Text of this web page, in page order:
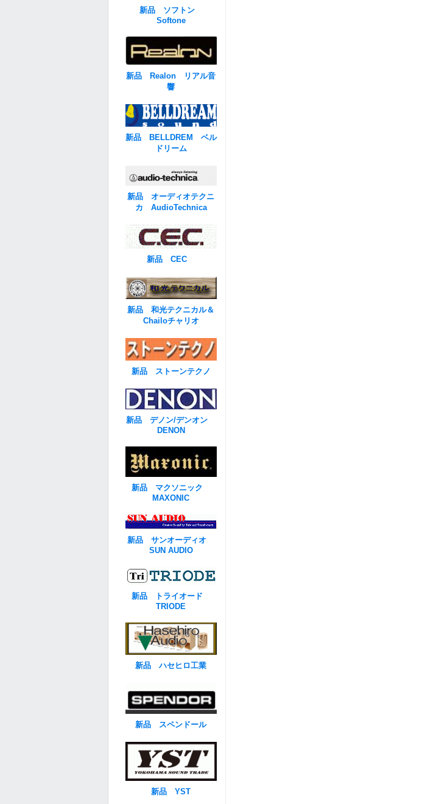
新品 ソフトン
Softone
新品 Realon リアル音
響
新品 BELLDREM ベル
ドリーム
新品 オーディオテクニ
カ AudioTechnica
新品 CEC
新品 和光テクニカル＆
Chailoチャリオ
新品 ストーンテクノ
新品 デノン/デンオン
DENON
新品 マクソニック
MAXONIC
新品 サンオーディオ
SUN AUDIO
新品 トライオード
TRIODE
新品 ハセヒロ工業
新品 スペンドール
新品 YST